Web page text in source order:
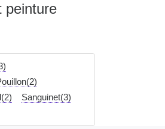
peinture
Sanguinet(3)